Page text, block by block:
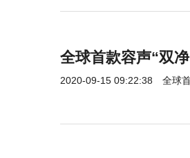
全球首款容声“双
2020-09-15 09:22:38 全球